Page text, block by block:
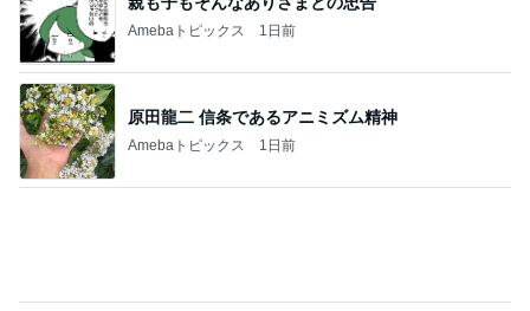
微熱が続き再受診しない夫の行動
Amebaトピックス 1日前